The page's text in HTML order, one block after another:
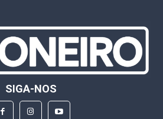
SIGA-NOS